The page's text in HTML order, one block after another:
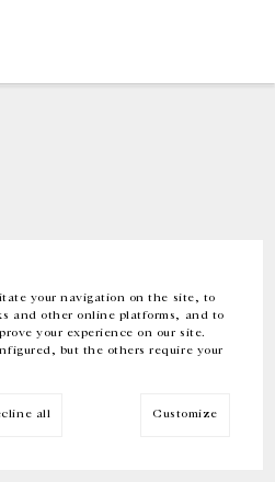
your navigation on the site, to
and other online platforms, and to
your experience on our site.
but the others require your
all Customize